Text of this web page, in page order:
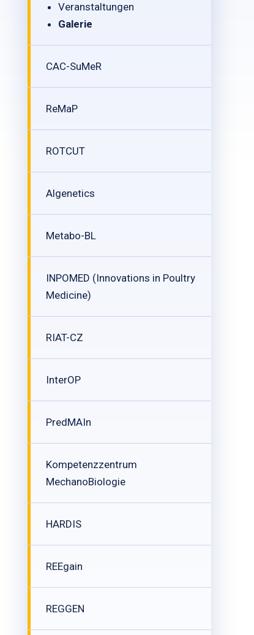
Veranstaltungen
Galerie
CAC-SuMeR
ReMaP
ROTCUT
Algenetics
Metabo-BL
INPOMED (Innovations in Poultry
Medicine)
RIAT-CZ
InterOP
PredMAIn
Kompetenzzentrum
MechanoBiologie
HARDIS
REEgain
REGGEN